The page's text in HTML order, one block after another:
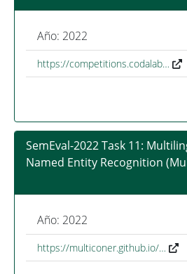
Año: 2022
https://competitions.codalab…
SemEval-2022 Task 11:
Named Entity Recognition
Año: 2022
https://multiconer.github.io/…